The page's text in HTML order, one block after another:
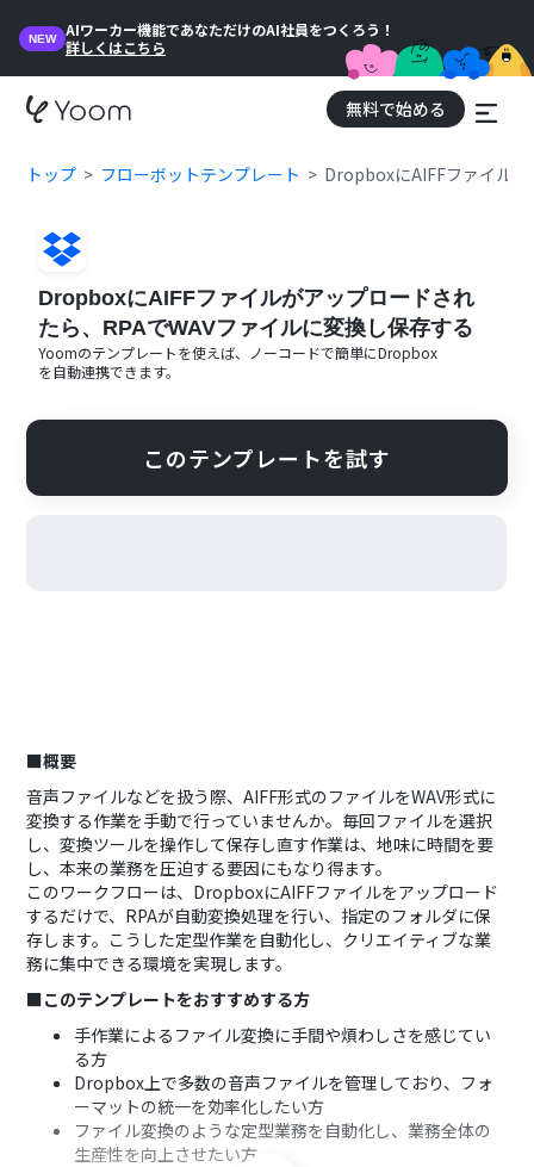
NEW
AIワーカー機能であなただけのAI社員をつくろう！
詳しくはこちら
無料で始める
トップ フローボットテンプレート DropboxにAIFFファイルが
DropboxにAIFFファイルがアップロードされ
たら、RPAでWAVファイルに変換し保存する
Yoomのテンプレートを使えば、ノーコードで簡単にDropbox
を自動連携できます。
このテンプレートを試す
■概要
音声ファイルなどを扱う際、AIFF形式のファイルをWAV形式に
変換する作業を手動で行っていませんか。毎回ファイルを選択
し、変換ツールを操作して保存し直す作業は、地味に時間を要
し、本来の業務を圧迫する要因にもなり得ます。
このワークフローは、DropboxにAIFFファイルをアップロード
するだけで、RPAが自動変換処理を行い、指定のフォルダに保
存します。こうした定型作業を自動化し、クリエイティブな業
務に集中できる環境を実現します。
■このテンプレートをおすすめする方
手作業によるファイル変換に手間や煩わしさを感じてい
る方
Dropbox上で多数の音声ファイルを管理しており、フォ
ーマットの統一を効率化したい方
ファイル変換のような定型業務を自動化し、業務全体の
生産性を向上させたい方